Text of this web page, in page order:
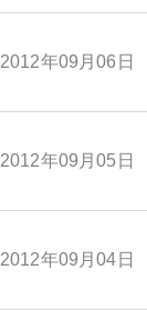
2012年09月06日
2012年09月05日
2012年09月04日